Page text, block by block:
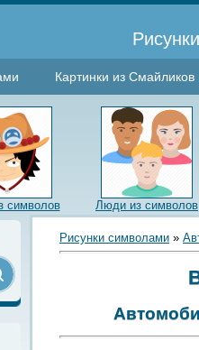
Картинки из Смайликов
символов Люди из символов
Рисунки символами »